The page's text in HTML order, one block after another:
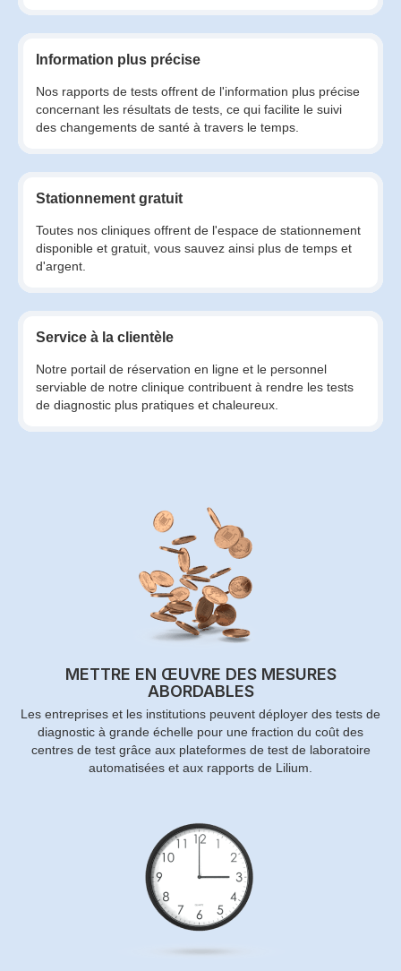
Information plus précise
Nos rapports de tests offrent de l'information plus précise
concernant les résultats de tests, ce qui facilite le suivi
des changements de santé à travers le temps.
Stationnement gratuit
Toutes nos cliniques offrent de l'espace de stationnement
disponible et gratuit, vous sauvez ainsi plus de temps et
d'argent.
Service à la clientèle
Notre portail de réservation en ligne et le personnel
serviable de notre clinique contribuent à rendre les tests
de diagnostic plus pratiques et chaleureux.
METTRE EN ŒUVRE DES MESURES
ABORDABLES
Les entreprises et les institutions peuvent déployer des tests de
diagnostic à grande échelle pour une fraction du coût des
centres de test grâce aux plateformes de test de laboratoire
automatisées et aux rapports de Lilium.